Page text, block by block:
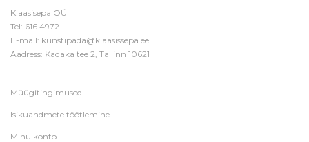
Klaasisepa OÜ
Tel: 616 4972
E-mail: kunstipada@klaasissepa.ee
Aadress: Kadaka tee 2, Tallinn 10621
Müügitingimused
Isikuandmete töötlemine
Minu konto